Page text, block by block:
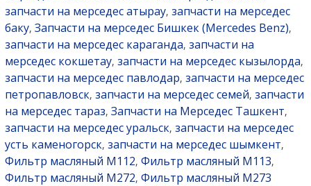
запчасти на мерседес атырау, запчасти на мерседес
баку, Запчасти на мерседес Бишкек (Mercedes Benz),
запчасти на мерседес караганда, запчасти на
мерседес кокшетау, запчасти на мерседес кызылорда,
запчасти на мерседес павлодар, запчасти на мерседес
петропавловск, запчасти на мерседес семей, запчасти
на мерседес тараз, Запчасти на Мерседес Ташкент,
запчасти на мерседес уральск, запчасти на мерседес
усть каменогорск, запчасти на мерседес шымкент,
Фильтр масляный M112, Фильтр масляный M113,
Фильтр масляный M272, Фильтр масляный M273